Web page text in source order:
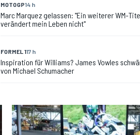
MOTOGP14 h
Marc Marquez gelassen: "Ein weiterer WM-
verändert mein Leben nicht"
FORMEL 117 h
Inspiration für Williams? James Vowles
von Michael Schumacher